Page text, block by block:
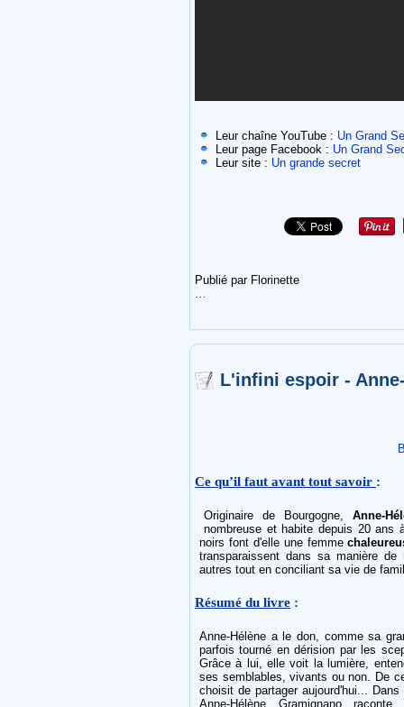
Leur chaîne YouTube : Un Grand
Leur page Facebook : Un Grand
Leur site : Un grande secret
Publié par Florinette
…
L'infini espoir -
Ce qu’il faut avant tout savoir :
Originaire de Bourgogne, Anne-
nombreuse et habite depuis 20 ans
noirs font d'elle une femme
transparaissent dans sa manière
autres tout en conciliant sa vie de
Résumé du livre :
Anne-Hélène a le don, comme sa
parfois tourné en dérision par les
Grâce à lui, elle voit la lumière,
ses semblables, vivants ou non. De
choisit de partager aujourd'hui...
Anne-Hélène Gramignano